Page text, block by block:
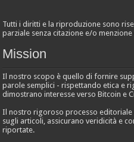
Tutti i diritti e la riproduzione sono
parziale senza citazione e/o
Mission
Il nostro scopo è quello di fornire
parole semplici - rispettando etica e
dimostrano interesse verso Bitcoin e
Il nostro rigoroso processo editoriale
sugli articoli, assicurano veridicità e
riportate.